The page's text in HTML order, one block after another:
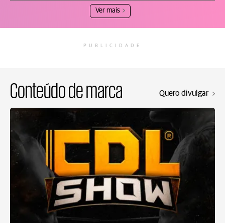
Ver mais
PUBLICIDADE
Conteúdo de marca Quero divulgar